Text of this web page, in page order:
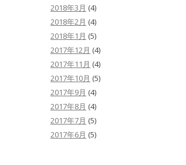
2018年3月 (4)
2018年2月 (4)
2018年1月 (5)
2017年12月 (4)
2017年11月 (4)
2017年10月 (5)
2017年9月 (4)
2017年8月 (4)
2017年7月 (5)
2017年6月 (5)